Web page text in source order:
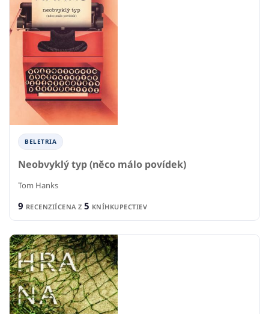
BELETRIA
Neobvyklý typ (něco málo povídek)
Tom Hanks
9 RECENZIÍCENA Z 5 KNÍHKUPECTIEV